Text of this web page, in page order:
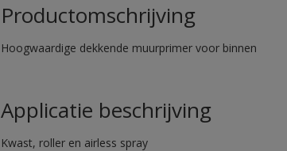
Productomschrijving
Hoogwaardige dekkende muurprimer voor binnen
Applicatie beschrijving
Kwast, roller en airless spray